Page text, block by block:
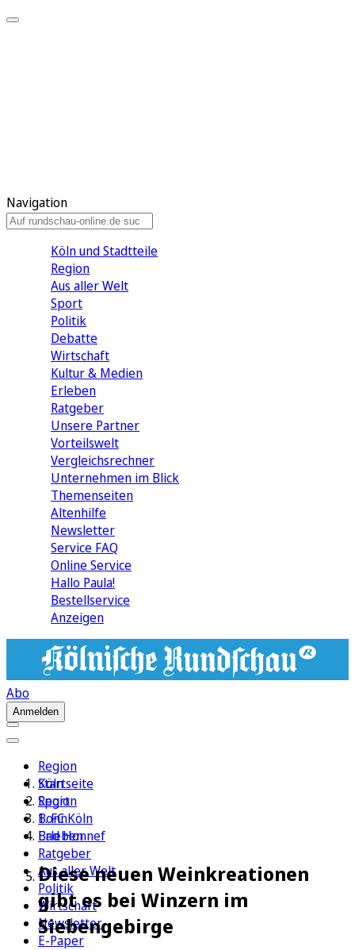
Navigation
Köln und Stadtteile
Region
Aus aller Welt
Sport
Politik
Debatte
Wirtschaft
Kultur & Medien
Erleben
Ratgeber
Unsere Partner
Vorteilswelt
Vergleichsrechner
Unternehmen im Blick
Themenseiten
Altenhilfe
Newsletter
Service FAQ
Online Service
Hallo Paula!
Bestellservice
Anzeigen
Abo
Anmelden
Region
Köln
Sport
1. FC Köln
Erleben
Ratgeber
Aus aller Welt
Politik
Wirtschaft
Newsletter
E-Paper
Startseite
Region
Bonn
Bad Honnef
Diese neuen Weinkreationen
gibt es bei Winzern im
Siebengebirge